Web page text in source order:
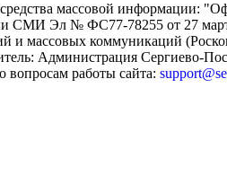
массовой информации:
СМИ Эл № ФС77-78255 от 27
и массовых коммуникаций
Администрация Сергиево-
вопросам работы сайта: